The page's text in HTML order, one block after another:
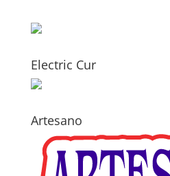
Electric Cur
Artesano